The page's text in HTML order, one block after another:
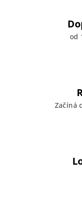
od
Začíná